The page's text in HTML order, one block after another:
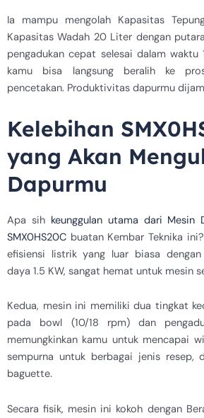
Ia mampu mengolah Kapasitas
Kapasitas Wadah 20 Liter dengan
pengadukan cepat selesai dalam waktu
kamu bisa langsung beralih ke
pencetakan. Produktivitas dapurmu
Kelebihan
yang Akan
Dapurmu
Apa sih keunggulan utama dari Mesin
SMX0HS20C buatan Kembar Teknika
efisiensi listrik yang luar biasa
daya 1.5 KW, sangat hemat untuk mesin
Kedua, mesin ini memiliki dua tingkat
pada bowl (10/18 rpm) dan
memungkinkan kamu untuk mencapai
sempurna untuk berbagai jenis resep,
baguette.
Secara fisik, mesin ini kokoh dengan